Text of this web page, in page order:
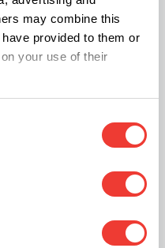
may combine this
provided to them or
your use of their
créant à
défis pour les
Le succès de
adaptation continue
un équilibre entre